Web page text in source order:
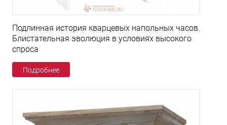
Подлинная история кварцевых напольных часов.
Блистательная эволюция в условиях высокого
спроса
Подробнее